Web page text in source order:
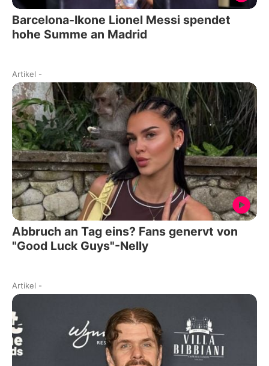
Barcelona-Ikone Lionel Messi spendet
hohe Summe an Madrid
Artikel -
Abbruch an Tag eins? Fans genervt von
"Good Luck Guys"-Nelly
Artikel -